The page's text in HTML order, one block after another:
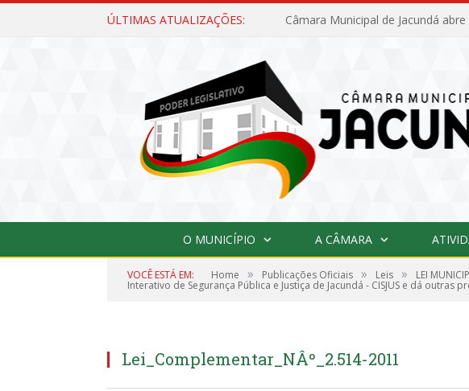
ÚLTIMAS ATUALIZAÇÕES:
O MUNICÍPIO A CÂMARA
VOCÊ ESTÁ EM: Home » Publicações Oficiais » Leis » LEI
Interativo de Segurança Pública e Justiça de Jacundá - CISJUS e dá outras
Lei_Complementar_NÂº_2.514-2011